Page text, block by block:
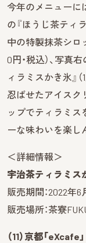
今年のメニューに
の『ほうじ茶ティラ
中の特製抹茶シロ
0円・税込）、写真
ィラミスかき氷』
忍ばせたアイスク
ップでティラミス
ーな味わいを楽し
＜詳細情報＞
宇治茶ティラミス
販売期間：2022年6
販売場所：茶寮
（11）京都「eXcafe」